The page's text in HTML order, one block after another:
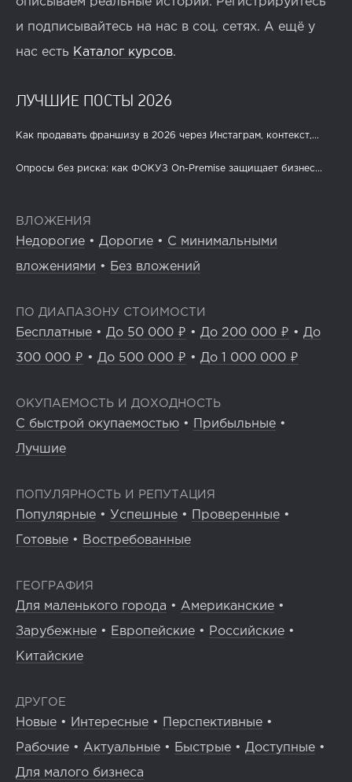
и подписывайтесь на нас в соц. сетях. А ещё у
нас есть Каталог курсов.
ЛУЧШИЕ ПОСТЫ 2026
Как продавать франшизу в 2026 через Инстаграм, контекст,...
Опросы без риска: как ФОКУЗ On-Premise защищает бизнес...
ВЛОЖЕНИЯ
Недорогие • Дорогие • С минимальными
вложениями • Без вложений
ПО ДИАПАЗОНУ СТОИМОСТИ
Бесплатные • До 50 000 ₽ • До 200 000 ₽ • До
300 000 ₽ • До 500 000 ₽ • До 1 000 000 ₽
ОКУПАЕМОСТЬ И ДОХОДНОСТЬ
С быстрой окупаемостью • Прибыльные •
Лучшие
ПОПУЛЯРНОСТЬ И РЕПУТАЦИЯ
Популярные • Успешные • Проверенные •
Готовые • Востребованные
ГЕОГРАФИЯ
Для маленького города • Американские •
Зарубежные • Европейские • Российские •
Китайские
ДРУГОЕ
Новые • Интересные • Перспективные •
Рабочие • Актуальные • Быстрые • Доступные •
Для малого бизнеса